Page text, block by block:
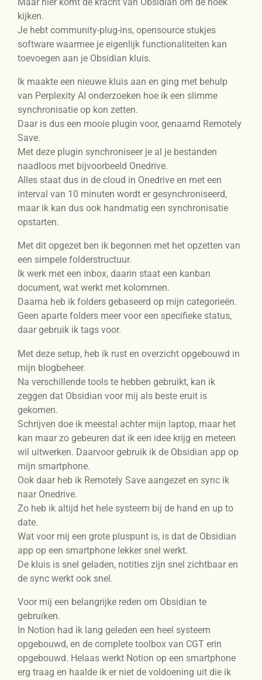
kijken.
Je hebt community-plug-ins, opensource stukjes
software waarmee je eigenlijk functionaliteiten kan
toevoegen aan je Obsidian kluis.
Ik maakte een nieuwe kluis aan en ging met behulp
van Perplexity AI onderzoeken hoe ik een slimme
synchronisatie op kon zetten.
Daar is dus een mooie plugin voor, genaamd Remotely
Save.
Met deze plugin synchroniseer je al je bestanden
naadloos met bijvoorbeeld Onedrive.
Alles staat dus in de cloud in Onedrive en met een
interval van 10 minuten wordt er gesynchroniseerd,
maar ik kan dus ook handmatig een synchronisatie
opstarten.
Met dit opgezet ben ik begonnen met het opzetten van
een simpele folderstructuur.
Ik werk met een inbox, daarin staat een kanban
document, wat werkt met kolommen.
Daarna heb ik folders gebaseerd op mijn categorieën.
Geen aparte folders meer voor een specifieke status,
daar gebruik ik tags voor.
Met deze setup, heb ik rust en overzicht opgebouwd in
mijn blogbeheer.
Na verschillende tools te hebben gebruikt, kan ik
zeggen dat Obsidian voor mij als beste eruit is
gekomen.
Schrijven doe ik meestal achter mijn laptop, maar het
kan maar zo gebeuren dat ik een idee krijg en meteen
wil uitwerken. Daarvoor gebruik ik de Obsidian app op
mijn smartphone.
Ook daar heb ik Remotely Save aangezet en sync ik
naar Onedrive.
Zo heb ik altijd het hele systeem bij de hand en up to
date.
Wat voor mij een grote pluspunt is, is dat de Obsidian
app op een smartphone lekker snel werkt.
De kluis is snel geladen, notities zijn snel zichtbaar en
de sync werkt ook snel.
Voor mij een belangrijke reden om Obsidian te
gebruiken.
In Notion had ik lang geleden een heel systeem
opgebouwd, en de complete toolbox van CGT erin
opgebouwd. Helaas werkt Notion op een smartphone
erg traag en haalde ik er niet de voldoening uit die ik